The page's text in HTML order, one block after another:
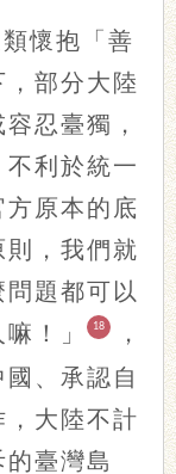
懷抱「善
部分大陸
忍臺獨，
利於統一
原本的底
，我們就
題都可以
！」
18
，
、承認自
大陸不計
臺灣島